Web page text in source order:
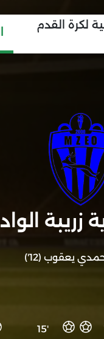
لكرة القدم
زريبة الواد
يعقوب (12')
'15